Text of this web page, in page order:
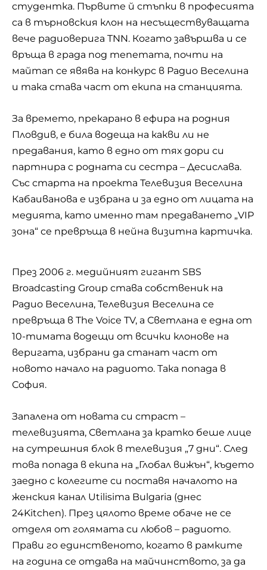
студентка. Първите й стъпки в професията
са в търновския клон на несъществуващата
вече радиоверига TNN. Когато завършва и се
връща в града под тепетата, почти на
майтап се явява на конкурс в Радио Веселина
и така става част от екипа на станцията.
За времето, прекарано в ефира на родния
Пловдив, е била водеща на какви ли не
предавания, като в едно от тях дори си
партнира с родната си сестра – Десислава.
Със старта на проекта Телевизия Веселина
Кабаиванова е избрана и за едно от лицата на
медията, като именно там предаването „VIP
зона“ се превръща в нейна визитна картичка.
През 2006 г. медийният гигант SBS
Broadcasting Group става собственик на
Радио Веселина, Телевизия Веселина се
превръща в The Voice TV, а Светлана е една от
10-тимата водещи от всички клонове на
веригата, избрани да станат част от
новото начало на радиото. Така попада в
София.
Запалена от новата си страст –
телевизията, Светлана за кратко беше лице
на сутрешния блок в телевизия „7 дни“. След
това попада в екипа на „Глобал вижън“, където
заедно с колегите си поставя началото на
женския канал Utilisima Bulgaria (днес
24Kitchen). През цялото време обаче не се
отделя от голямата си любов – радиото.
Прави го единственото, когато в рамките
на година се отдава на майчинството, за да